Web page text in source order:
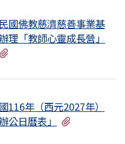
國佛教慈濟慈善事業基
理「教師心靈成長營」
116年（西元2027年）
公日曆表」